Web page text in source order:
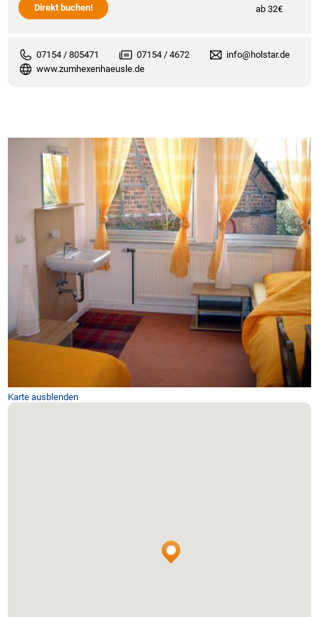
Direkt buchen! ab 32€
07154 / 805471 07154 / 4672
info@holstar.de
www.zumhexenhaeusle.de
Karte ausblenden